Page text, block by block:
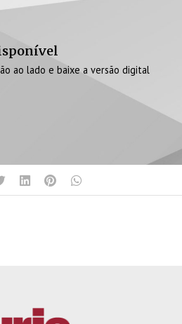
ao lado e baixe a versão digital